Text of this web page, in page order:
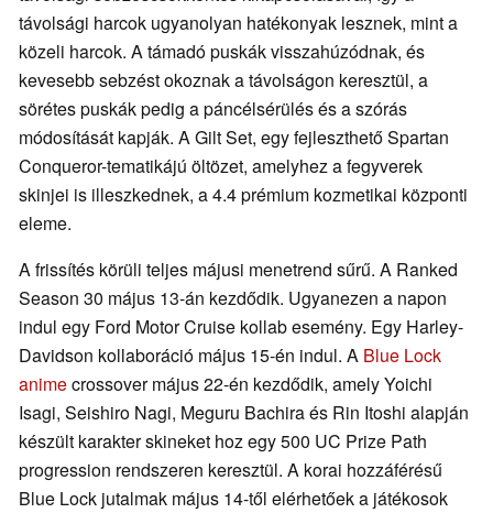
távolsági harcok ugyanolyan hatékonyak lesznek, mint a
közeli harcok. A támadó puskák visszahúzódnak, és
kevesebb sebzést okoznak a távolságon keresztül, a
sörétes puskák pedig a páncélsérülés és a szórás
módosítását kapják. A Gilt Set, egy fejleszthető Spartan
Conqueror-tematikájú öltözet, amelyhez a fegyverek
skinjei is illeszkednek, a 4.4 prémium kozmetikai központi
eleme.
A frissítés körüli teljes májusi menetrend sűrű. A Ranked
Season 30 május 13-án kezdődik. Ugyanezen a napon
indul egy Ford Motor Cruise kollab esemény. Egy Harley-
Davidson kollaboráció május 15-én indul. A Blue Lock
animecrossover május 22-én kezdődik, amely Yoichi
Isagi, Seishiro Nagi, Meguru Bachira és Rin Itoshi alapján
készült karakter skineket hoz egy 500 UC Prize Path
progression rendszeren keresztül. A korai hozzáférésű
Blue Lock jutalmak május 14-től elérhetőek a játékosok